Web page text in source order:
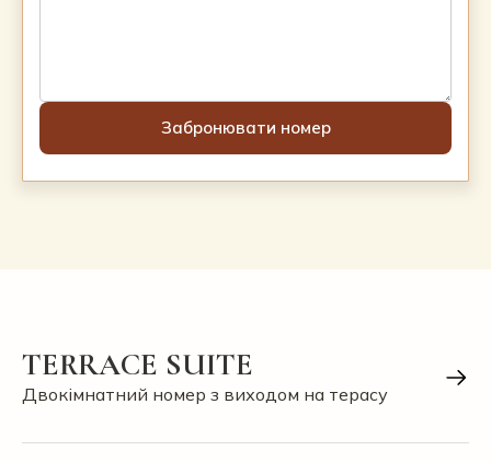
TERRACE SUITE
Двокімнатний номер з виходом на терасу